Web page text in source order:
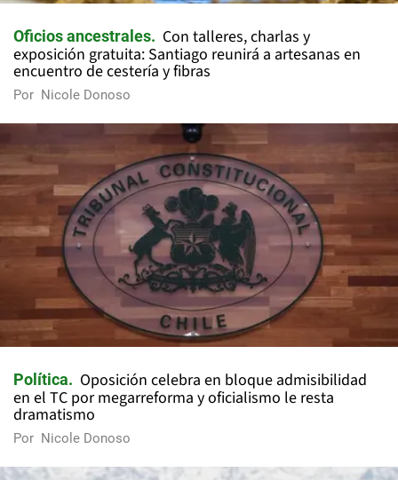
Oficios ancestrales
Con talleres, charlas y
exposición gratuita: Santiago reunirá a artesanas en
encuentro de cestería y fibras
Por Nicole Donoso
Política
Oposición celebra en bloque admisibilidad
en el TC por megarreforma y oficialismo le resta
dramatismo
Por Nicole Donoso